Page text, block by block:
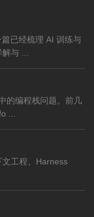
已经梳理 AI 训练与
解与 ...
的编程栈问题。前几
...
工程、Harness